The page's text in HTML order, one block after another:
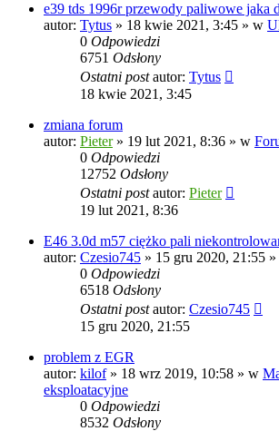
e39 tds 1996r przewody paliwowe jaka
autor: Tytus » 18 kwie 2021, 3:45 » w
0 Odpowiedzi
6751 Odsłony
Ostatni postautor: Tytus
18 kwie 2021, 3:45
zmiana forum
autor: Pieter» 19 lut 2021, 8:36 » w
0 Odpowiedzi
12752 Odsłony
Ostatni postautor: Pieter
19 lut 2021, 8:36
E46 3.0d m57 ciężko pali
autor: Czesio745 » 15 gru 2020, 21:55
0 Odpowiedzi
6518 Odsłony
Ostatni postautor: Czesio745
15 gru 2020, 21:55
problem z EGR
autor: kilof» 18 wrz 2019, 10:58 » w
eksploatacyjne
0 Odpowiedzi
8532 Odsłony